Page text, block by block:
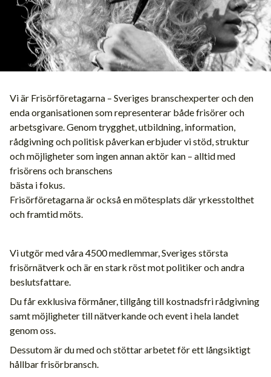
Vi är Frisörföretagarna – Sveriges branschexperter och den
enda organisationen som representerar både frisörer och
arbetsgivare. Genom trygghet, utbildning, information,
rådgivning och politisk påverkan erbjuder vi stöd, struktur
och möjligheter som ingen annan aktör kan – alltid med
frisörens och branschens
bästa i fokus.
Frisörföretagarna är också en mötesplats där yrkesstolthet
och framtid möts.
Vi utgör med våra 4500 medlemmar, Sveriges största
frisörnätverk och är en stark röst mot politiker och andra
beslutsfattare.
Du får exklusiva förmåner, tillgång till kostnadsfri rådgivning
samt möjligheter till nätverkande och event i hela landet
genom oss.
Dessutom är du med och stöttar arbetet för ett långsiktigt
hållbar frisörbransch.